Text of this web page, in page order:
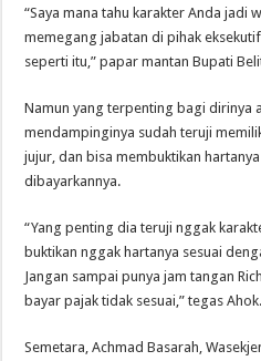
“Saya mana tahu karakter Anda jadi
memegang jabatan di pihak
seperti itu,” papar mantan Bupati
Namun yang terpenting bagi dirinya
mendampinginya sudah teruji
jujur, dan bisa membuktikan
dibayarkannya.
“Yang penting dia teruji nggak
buktikan nggak hartanya sesuai
Jangan sampai punya jam tangan
bayar pajak tidak sesuai,” tegas Ahok.
Semetara, Achmad Basarah,